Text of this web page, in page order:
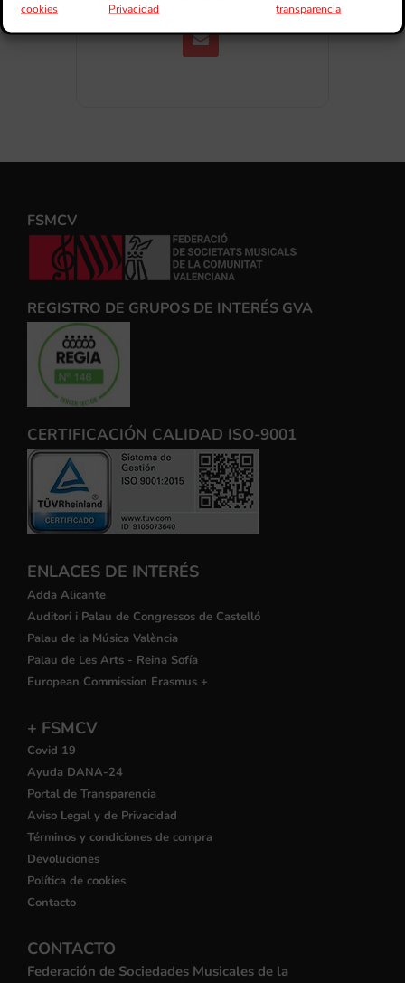
cookies
Privacidad
transparencia
FSMCV
REGISTRO DE GRUPOS DE INTERÉS GVA
CERTIFICACIÓN CALIDAD ISO-9001
ENLACES DE INTERÉS
Adda Alicante
Auditori i Palau de Congressos de Castelló
Palau de la Música València
Palau de Les Arts - Reina Sofía
European Commission Erasmus +
+ FSMCV
Covid 19
Ayuda DANA-24
Portal de Transparencia
Aviso Legal y de Privacidad
Términos y condiciones de compra
Devoluciones
Política de cookies
Contacto
CONTACTO
Federación de Sociedades Musicales de la